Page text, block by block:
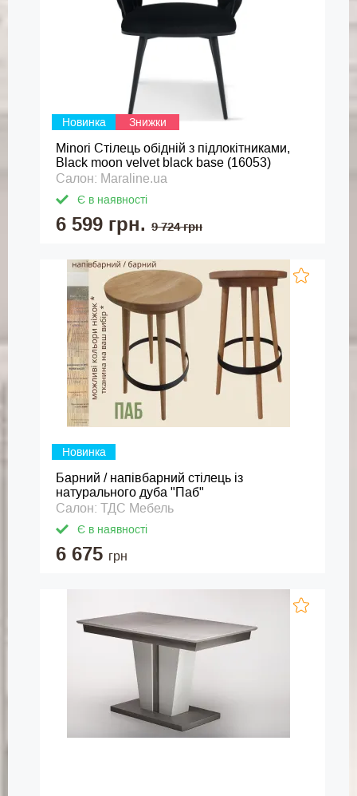
Новинка Знижки
Minori Cтілець обідній з підлокітниками,
Black moon velvet black base (16053)
Салон: Maraline.ua
Є в наявності
6 599 грн. 9 724 грн
Новинка
Барний / напівбарний стілець із
натурального дуба "Паб"
Салон: ТДС Мебель
Є в наявності
6 675 грн